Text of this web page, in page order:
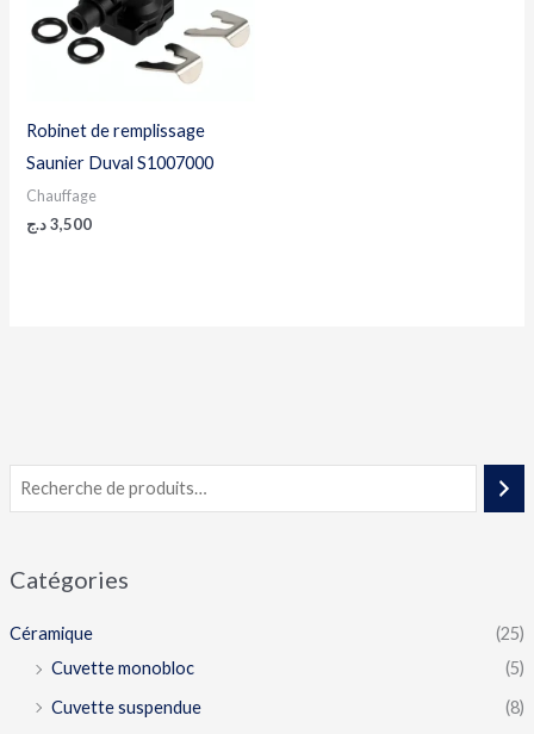
Catégories
Céramique
(25)
Cuvette monobloc
(5)
Cuvette suspendue
(8)
Robinet de remplissage
Saunier Duval S1007000
Chauffage
3,500 د.ج